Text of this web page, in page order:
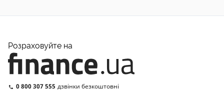
Розраховуйте на
0 800 307 555 дзвінки безкоштовні